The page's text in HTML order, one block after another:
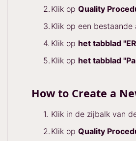
Klik op Quality
Klik op een
Klik op het tabblad
Klik op het tabblad
How to Create a
Klik in de zijbalk van
Klik op Quality